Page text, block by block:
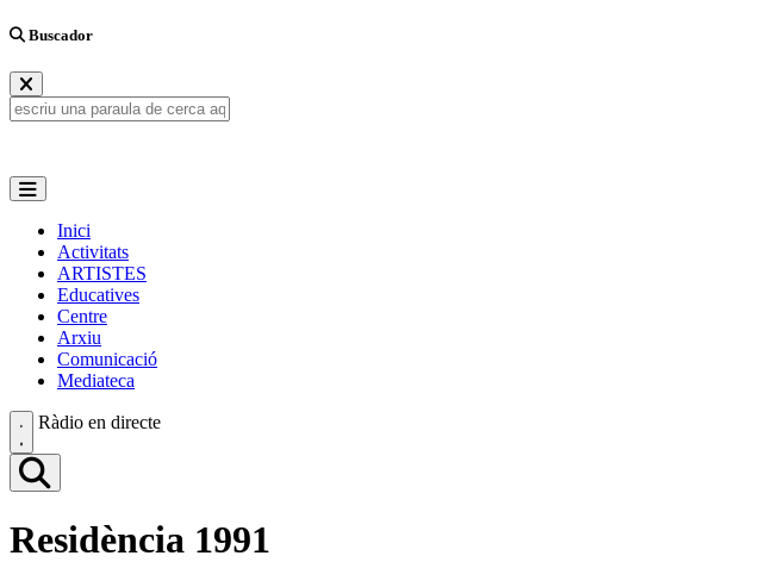
Buscador
Inici
Activitats
ARTISTES
Educatives
Centre
Arxiu
Comunicació
Mediateca
Ràdio en directe
Residència 1991